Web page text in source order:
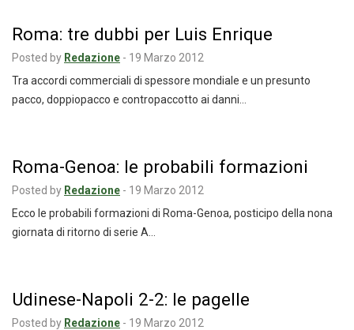
Roma: tre dubbi per Luis Enrique
Posted by Redazione - 19 Marzo 2012
Tra accordi commerciali di spessore mondiale e un presunto
pacco, doppiopacco e contropaccotto ai danni…
Roma-Genoa: le probabili formazioni
Posted by Redazione - 19 Marzo 2012
Ecco le probabili formazioni di Roma-Genoa, posticipo della nona
giornata di ritorno di serie A…
Udinese-Napoli 2-2: le pagelle
Posted by Redazione - 19 Marzo 2012